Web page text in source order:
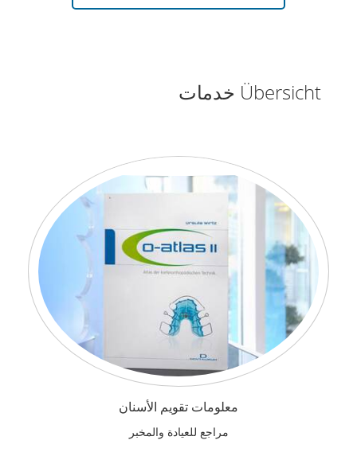
Übersicht خدمات
معلومات تقويم الأسنان
مراجع للعيادة والمخبر